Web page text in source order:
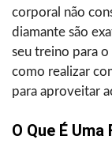
corporal não
diamante são
seu treino para
como realizar
para aproveitar
O Que É